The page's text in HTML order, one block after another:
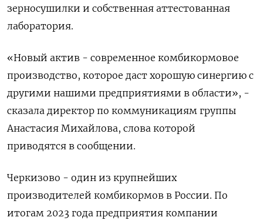
зерносушилки и собственная аттестованная
лаборатория.
«Новый актив - современное комбикормовое
производство, которое даст хорошую синергию с
другими нашими предприятиями в области», -
сказала директор по коммуникациям группы
Анастасия Михайлова, слова которой
приводятся в сообщении.
Черкизово - один из крупнейших
производителей комбикормов в России. По
итогам 2023 года предприятия компании